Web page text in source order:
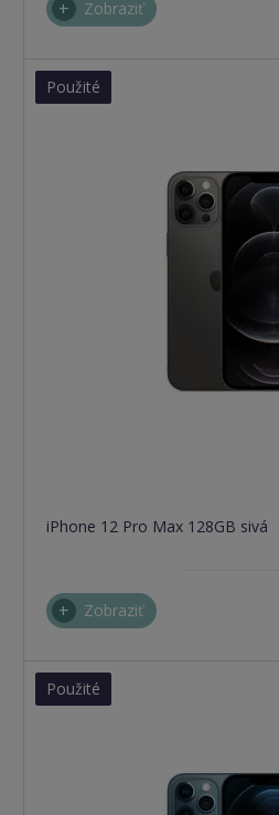
Zobraziť
Použité
iPhone 12 Pro Max 128GB sivá
Zobraziť
Použité